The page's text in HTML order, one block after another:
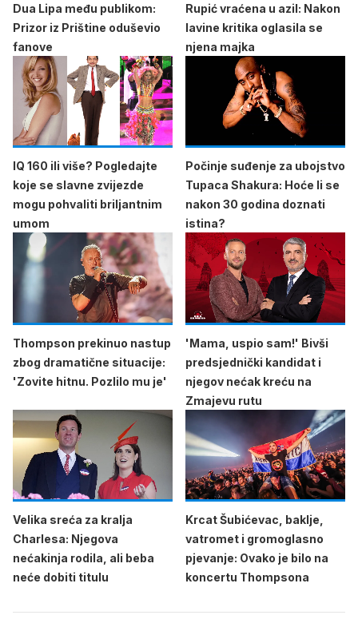
Dua Lipa među publikom:
Prizor iz Prištine oduševio
fanove
Rupić vraćena u azil: Nakon
lavine kritika oglasila se
njena majka
IQ 160 ili više? Pogledajte
koje se slavne zvijezde
mogu pohvaliti briljantnim
umom
Počinje suđenje za ubojstvo
Tupaca Shakura: Hoće li se
nakon 30 godina doznati
istina?
Thompson prekinuo nastup
zbog dramatične situacije:
'Zovite hitnu. Pozlilo mu je'
'Mama, uspio sam!' Bivši
predsjednički kandidat i
njegov nećak kreću na
Zmajevu rutu
Velika sreća za kralja
Charlesa: Njegova
nećakinja rodila, ali beba
neće dobiti titulu
Krcat Šubićevac, baklje,
vatromet i gromoglasno
pjevanje: Ovako je bilo na
koncertu Thompsona